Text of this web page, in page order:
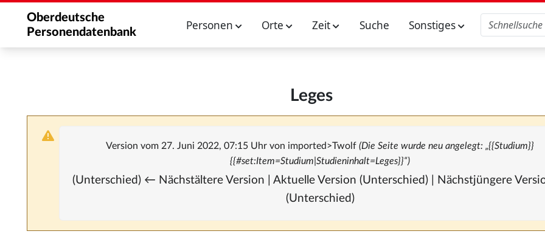
Oberdeutsche
Personendatenbank
Personen Orte Zeit Suche Sonstiges
Leges
Version vom 27. Juni 2022, 07:15 Uhr von imported>Twolf (Die Seite wurde neu angelegt: „{{Studium}}
{{#set:Item=Studium|Studieninhalt=Leges}}“)
(Unterschied) ← Nächstältere Version | Aktuelle Version (Unterschied) | Nächstjüngere
(Unterschied)